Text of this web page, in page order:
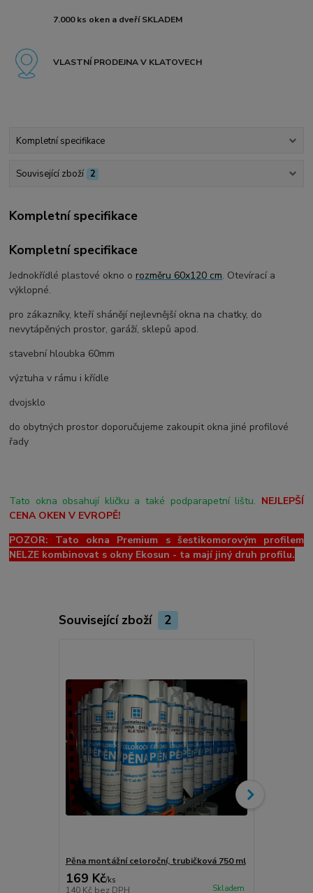
7.000 ks oken a dveří SKLADEM
VLASTNÍ PRODEJNA V KLATOVECH
Kompletní specifikace
Související zboží 2
Kompletní specifikace
Kompletní specifikace
Jednokřídlé plastové okno o rozměru 60x120 cm. Otevírací a
výklopné.
pro zákazníky, kteří shánějí nejlevnější okna na chatky, do
nevytápěných prostor, garáží, sklepů apod.
stavební hloubka 60mm
výztuha v rámu i křídle
dvojsklo
do obytných prostor doporučujeme zakoupit okna jiné profilové
řady
Tato okna obsahují kličku a také podparapetní lištu. NEJLEPŠÍ
CENA OKEN V EVROPĚ!
POZOR: Tato okna Premium s šestikomorovým profilem
NELZE kombinovat s okny Ekosun - ta mají jiný druh profilu.
Související zboží 2
Pěna montážní celoroční, trubičková 750 ml
169 Kč/ks
140 Kč bez DPH Skladem